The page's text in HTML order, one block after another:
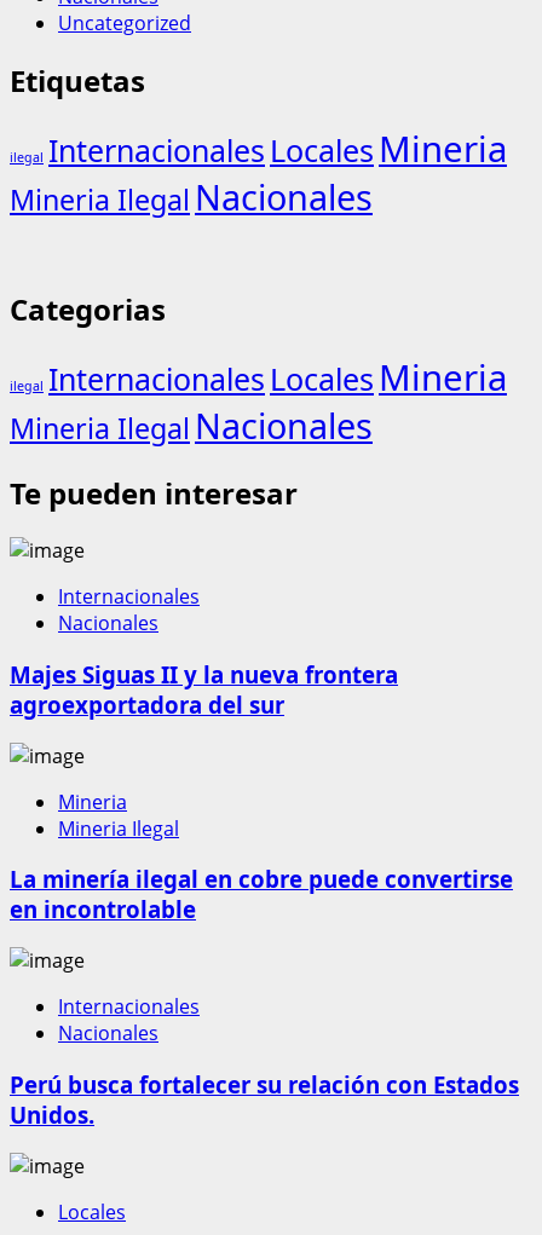
Uncategorized
Etiquetas
ilegal Internacionales Locales Mineria
Mineria Ilegal Nacionales
Categorias
ilegal Internacionales Locales Mineria
Mineria Ilegal Nacionales
Te pueden interesar
Internacionales
Nacionales
Majes Siguas II y la nueva frontera
agroexportadora del sur
Mineria
Mineria Ilegal
La minería ilegal en cobre puede convertirse
en incontrolable
Internacionales
Nacionales
Perú busca fortalecer su relación con Estados
Unidos.
Locales